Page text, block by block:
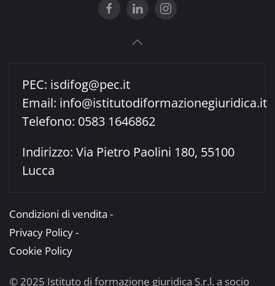
PEC: isdifog@pec.it
Email: info@istitutodiformazionegiuridica.it
Telefono: 0583 1646862
Indirizzo: Via Pietro Paolini 180, 55100
Lucca
Condizioni di vendita -
Privacy Policy -
Cookie Policy
© 2025 Istituto di formazione giuridica S.r.l. a socio